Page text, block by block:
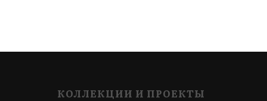
КОЛЛЕКЦИИ И ПРОЕКТЫ